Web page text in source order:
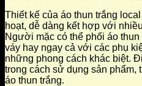
Thiết kế của áo thun trắng
hoạt, dễ dàng kết hợp với
Người mặc có thể phối áo
váy hay ngay cả với các phụ
những phong cách khác biệt.
trong cách sử dụng sản phẩm,
áo thun trắng.